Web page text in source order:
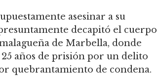
asesinar a su
decapitó el cuerpo
de Marbella, donde
años de prisión por un delito
quebrantamiento de condena.